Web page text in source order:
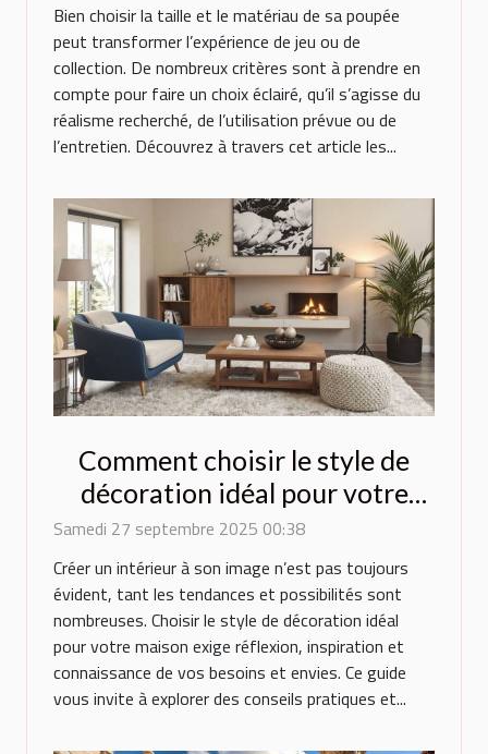
Bien choisir la taille et le matériau de sa poupée
peut transformer l’expérience de jeu ou de
collection. De nombreux critères sont à prendre en
compte pour faire un choix éclairé, qu’il s’agisse du
réalisme recherché, de l’utilisation prévue ou de
l’entretien. Découvrez à travers cet article les...
Comment choisir le style de
décoration idéal pour votre
maison ?
Samedi 27 septembre 2025 00:38
Créer un intérieur à son image n’est pas toujours
évident, tant les tendances et possibilités sont
nombreuses. Choisir le style de décoration idéal
pour votre maison exige réflexion, inspiration et
connaissance de vos besoins et envies. Ce guide
vous invite à explorer des conseils pratiques et...